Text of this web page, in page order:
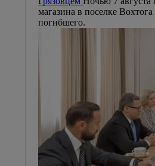
магазина в поселке
погибшего.